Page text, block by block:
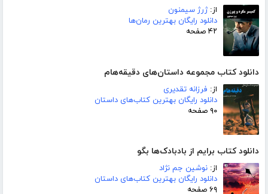
از:ژرژ سیمنون
دانلود رایگان بهترین رمان‌ها
۴۲ صفحه
دانلود کتاب مجموعه داستان‌های دقیقه‌هام
از: فرزانه تقدیری
دانلود رایگان بهترین کتاب‌های داستان
۹۰ صفحه
دانلود کتاب برایم از بادبادک‌ها بگو
از: نوشین جم نژاد
دانلود رایگان بهترین کتاب‌های داستان
۶۹ صفحه